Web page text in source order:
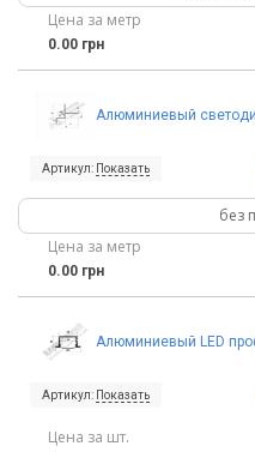
Цена за метр
0.00 грн
Алюминиевый
Артикул: Показать
без
Цена за метр
0.00 грн
Алюминиевый LED
Артикул: Показать
Цена за шт.